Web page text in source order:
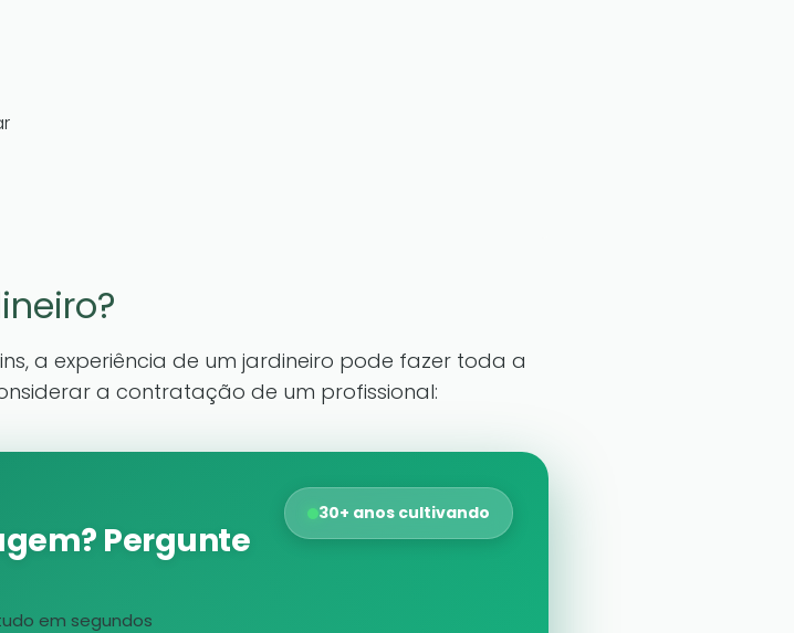
a experiência de um jardineiro pode fazer toda a
a contratação de um profissional:
Pergunte
em segundos
30+ anos cultivando